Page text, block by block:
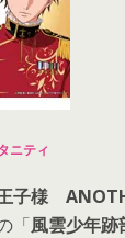
ニティ
子様
「風雲少年跡